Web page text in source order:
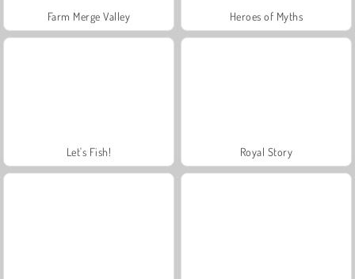
Farm Merge Valley Heroes of Myths
Let's Fish! Royal Story